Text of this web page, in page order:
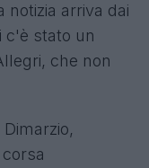
notizia arriva dai
c'è stato un
che non